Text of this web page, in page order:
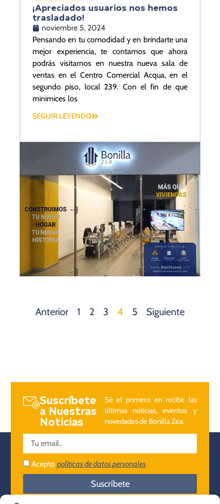
¡Apreciados usuarios nos hemos
trasladado!
noviembre 5, 2024
Pensando en tu comodidad y en brindarte una
mejor experiencia, te contamos que ahora
podrás visitarnos en nuestra nueva sala de
ventas en el Centro Comercial Acqua, en el
segundo piso, local 239. Con el fin de que
minimices los
SEGUIR LEYENDO
Anterior 1 2 3 4 5 Siguiente
Suscríbete
a Nuestras
Noticias
Sé el primero en recibir las
últimas noticias, eventos y
novedades de Bonilla Zea.
Aceptopolíticas de datos personales
Suscríbete